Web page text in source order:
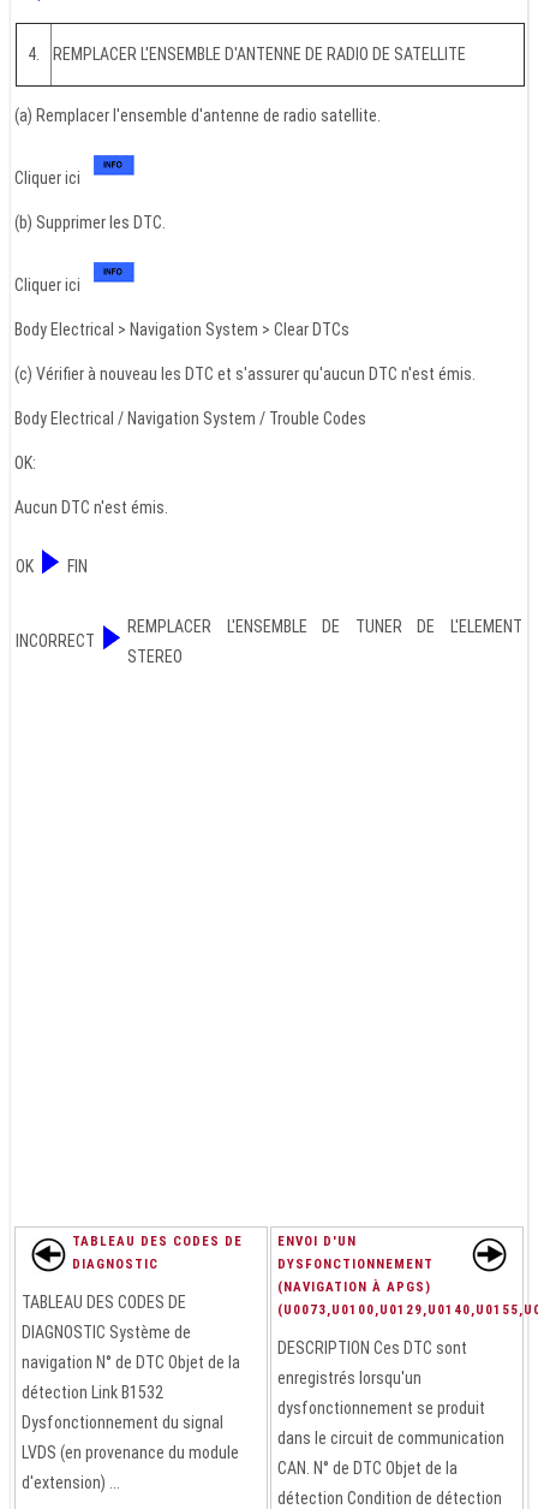
4. REMPLACER L'ENSEMBLE D'ANTENNE DE RADIO DE SATELLITE
(a) Remplacer l'ensemble d'antenne de radio satellite.
Cliquer ici
(b) Supprimer les DTC.
Cliquer ici
Body Electrical > Navigation System > Clear DTCs
(c) Vérifier à nouveau les DTC et s'assurer qu'aucun DTC n'est émis.
Body Electrical / Navigation System / Trouble Codes
OK:
Aucun DTC n'est émis.
OK FIN
INCORRECT
REMPLACER L'ENSEMBLE DE TUNER DE L'ELEMENT
STEREO
TABLEAU DES CODES DE
DIAGNOSTIC
TABLEAU DES CODES DE
DIAGNOSTIC Système de
navigation N° de DTC Objet de la
détection Link B1532
Dysfonctionnement du signal
LVDS (en provenance du module
d'extension) ...
ENVOI D'UN
DYSFONCTIONNEMENT
(NAVIGATION À APGS)
DESCRIPTION Ces DTC sont
enregistrés lorsqu'un
dysfonctionnement se produit
dans le circuit de communication
CAN. N° de DTC Objet de la
détection Condition de détection